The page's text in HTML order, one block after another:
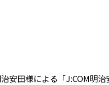
田様による「J:COM明治